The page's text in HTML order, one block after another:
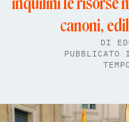
canoni,
DI